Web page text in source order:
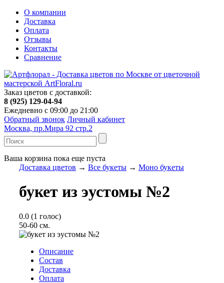
О компании
Доставка
Оплата
Отзывы
Контакты
Сравнение
Заказ цветов с доставкой:
8 (925) 129-04-94
Ежедневно с 09:00 до 21:00
Обратный звонок Личный кабинет
Москва, пр.Мира 92 стр.2
Ваша корзина пока еще пуста
Доставка цветов → Все букеты → Моно букеты
букет из эустомы №2
0.0 (1 голос)
50-60 см.
Описание
Состав
Доставка
Оплата